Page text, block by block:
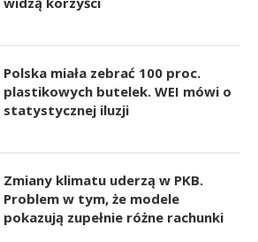
Polska miała zebrać 100 proc.
plastikowych butelek. WEI mówi o
statystycznej iluzji
Zmiany klimatu uderzą w PKB.
Problem w tym, że modele
pokazują zupełnie różne rachunki